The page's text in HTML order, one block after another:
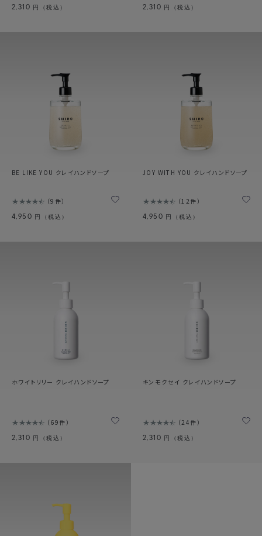
2,310 円（税込） 2,310 円（税込）
BE LIKE YOU クレイハンドソープ
9件
4,950 円（税込）
JOY WITH YOU クレイハンドソープ
12件
4,950 円（税込）
ホワイトリリー クレイハンドソープ
69件
2,310 円（税込）
キンモクセイ クレイハンドソープ
24件
2,310 円（税込）